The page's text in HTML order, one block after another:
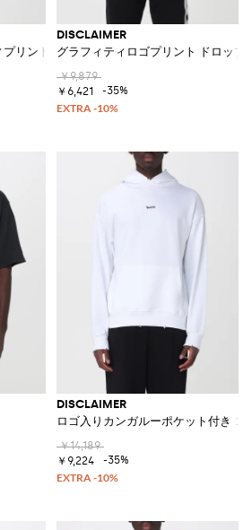
リント コットンTシャツ
DISCLAIMER
グラフィティロゴプリント ドロップ
￥9,879
￥6,421
-35%
DISCLAIMER
ロゴ入りカンガルーポケット付き コ
￥14,189
￥9,224
-35%